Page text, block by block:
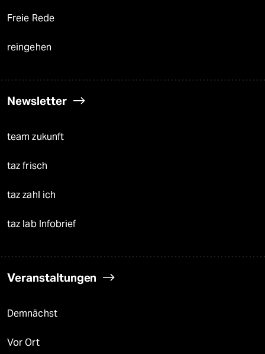
Freie Rede
reingehen
Newsletter
team zukunft
taz frisch
taz zahl ich
taz lab Infobrief
Veranstaltungen
Demnächst
Vor Ort